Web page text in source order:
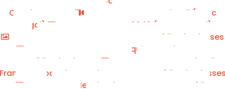
Catalunya FEEC
Cursa Infantil (Marc
Cargol)
Taga 2040 (Marc Cargol)
Joan Pous - Grup Fotogràfic Abadesses
Francesc Joaquim Garcia - Grup
Fotogràfic Abadesses
Cursa Infantil:
Joaquim Garcia - Grup Fotogràfic
Menci Colomer - Grup Fotogràfic